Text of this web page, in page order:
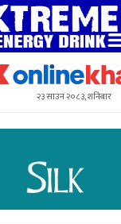
२३ साउन २०८३, शनिबार